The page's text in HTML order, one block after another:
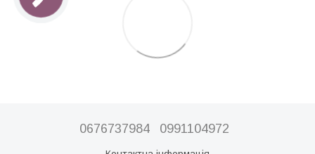
0676737984 0991104972